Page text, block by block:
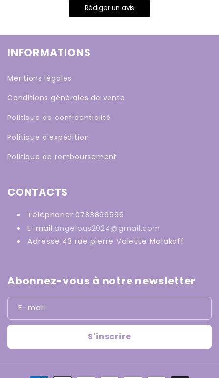
Rédiger un avis
INFORMATIONS
Mentions légales
Conditions générales de vente
Politique de confidentialité
Politique d'expédition
Politique de remboursement
CONTACTS
Téléphoner:0783899596
E-mail:angelous2024@gmail.com
Adresse:43 rue pierre Valette Malakoff
Abonnez-vous à notre newsletter
E-mail
S'inscrire